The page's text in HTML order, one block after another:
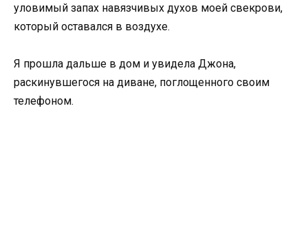
уловимый запах навязчивых духов моей свекрови,
который оставался в воздухе.
Я прошла дальше в дом и увидела Джона,
раскинувшегося на диване, поглощенного своим
телефоном.